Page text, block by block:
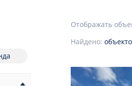
Отображать
Найдено: